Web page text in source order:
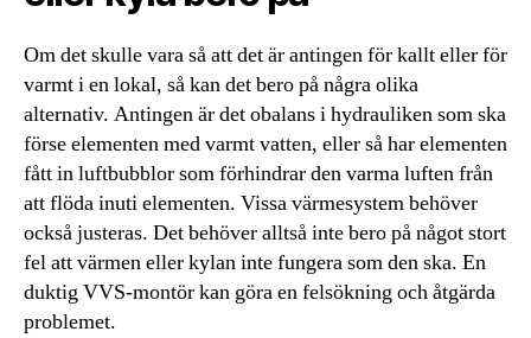
Om det skulle vara så att det är antingen för kallt eller för
varmt i en lokal, så kan det bero på några olika
alternativ. Antingen är det obalans i hydrauliken som ska
förse elementen med varmt vatten, eller så har elementen
fått in luftbubblor som förhindrar den varma luften från
att flöda inuti elementen. Vissa värmesystem behöver
också justeras. Det behöver alltså inte bero på något stort
fel att värmen eller kylan inte fungera som den ska. En
duktig VVS-montör kan göra en felsökning och åtgärda
problemet.